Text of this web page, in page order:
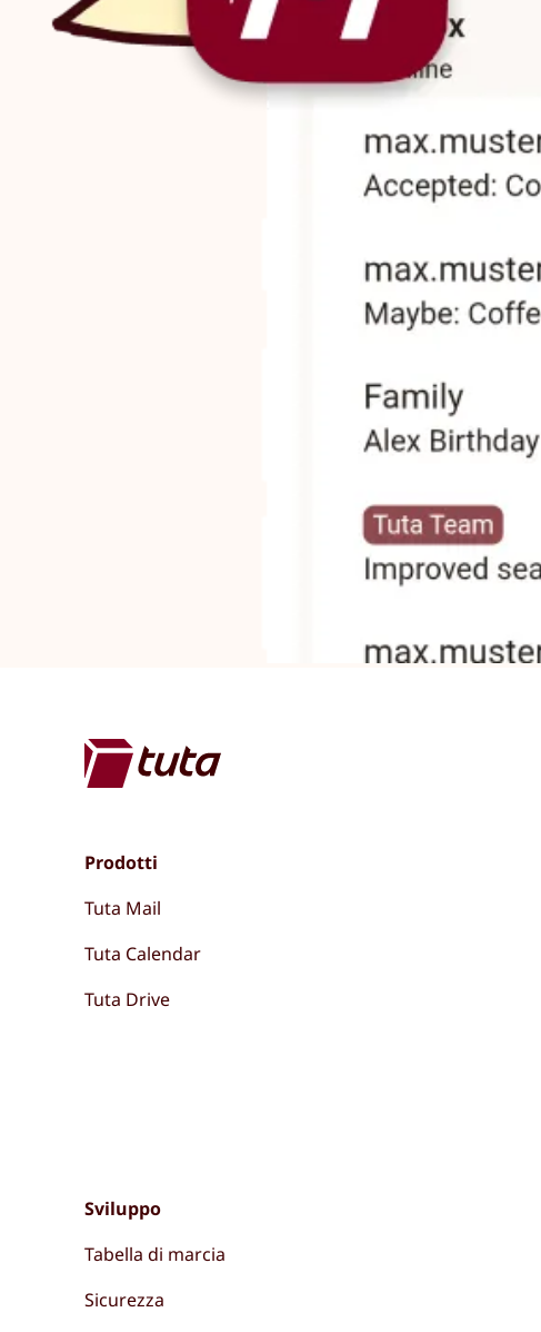
Prodotti
Tuta Mail
Tuta Calendar
Tuta Drive
Sviluppo
Tabella di marcia
Sicurezza